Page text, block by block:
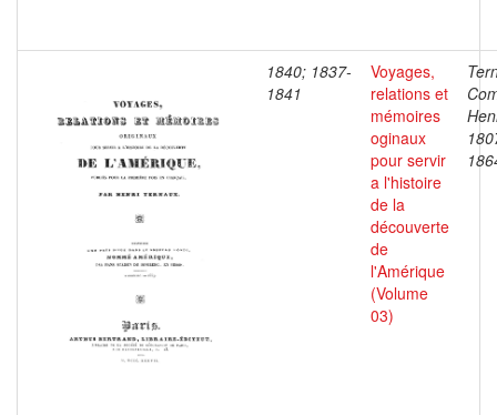
1840; 1837-
1841
Voyages,
relations et
mémoires
oginaux
pour servir
a l'histoire
de la
découverte
de
l'Amérique
(Volume
03)